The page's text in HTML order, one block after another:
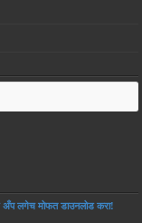
अँप लगेच मोफत डाउनलोड करा!